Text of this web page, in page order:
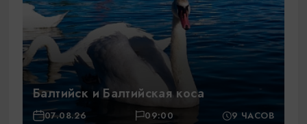
Балтийск и Балтийская коса
07.08.26 09:00 9 ЧАСОВ